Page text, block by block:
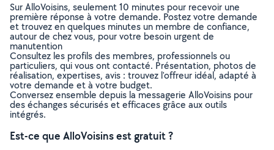
Sur AlloVoisins, seulement 10 minutes pour recevoir une
première réponse à votre demande. Postez votre demande
et trouvez en quelques minutes un membre de confiance,
autour de chez vous, pour votre besoin urgent de
manutention
Consultez les profils des membres, professionnels ou
particuliers, qui vous ont contacté. Présentation, photos de
réalisation, expertises, avis : trouvez l'offreur idéal, adapté à
votre demande et à votre budget.
Conversez ensemble depuis la messagerie AlloVoisins pour
des échanges sécurisés et efficaces grâce aux outils
intégrés.
Est-ce que AlloVoisins est gratuit ?